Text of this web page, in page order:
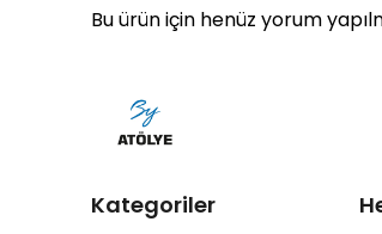
Bu ürün için henüz yorum
Kategoriler